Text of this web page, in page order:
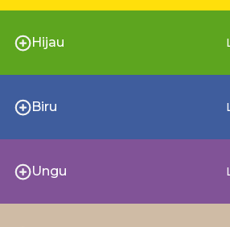
Hijau
Biru
Ungu